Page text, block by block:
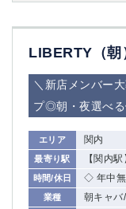
LIBERTY（朝
＼新店メンバー
プ◎朝・夜選べ
エリア 関内
最寄り駅 【関内
時間/休日 ◇ 年中
業種 朝キャバ